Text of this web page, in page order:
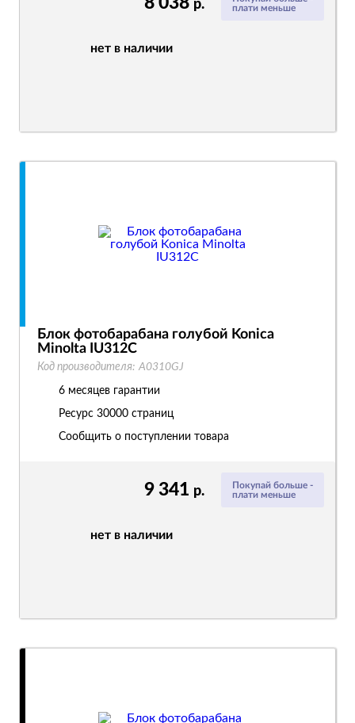
плати меньше
р.
нет в наличии
Покупай больше -
плати меньше
9 341 р.
нет в наличии
Блок фотобарабана голубой Konica
Minolta IU312C
Код производителя: A0310GJ
6 месяцев гарантии
Ресурс 30000 страниц
Сообщить о поступлении товара